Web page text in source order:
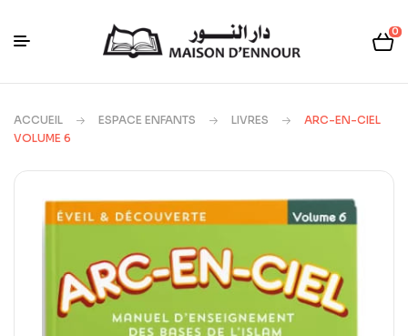
0
ACCUEIL ESPACE ENFANTS LIVRES
ARC-EN-CIEL
VOLUME 6